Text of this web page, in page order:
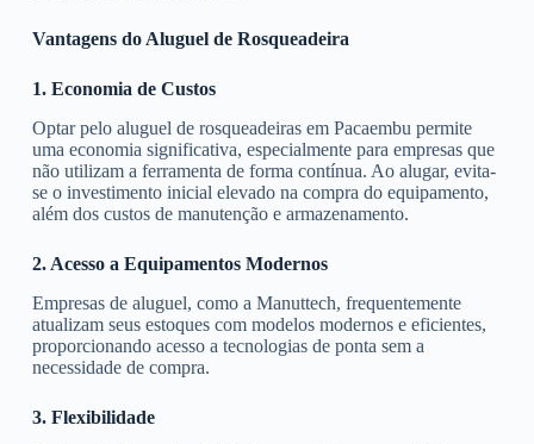
Vantagens do Aluguel de Rosqueadeira
1. Economia de Custos
Optar pelo aluguel de rosqueadeiras em Pacaembu permite
uma economia significativa, especialmente para empresas que
não utilizam a ferramenta de forma contínua. Ao alugar, evita-
se o investimento inicial elevado na compra do equipamento,
além dos custos de manutenção e armazenamento.
2. Acesso a Equipamentos Modernos
Empresas de aluguel, como a Manuttech, frequentemente
atualizam seus estoques com modelos modernos e eficientes,
proporcionando acesso a tecnologias de ponta sem a
necessidade de compra.
3. Flexibilidade